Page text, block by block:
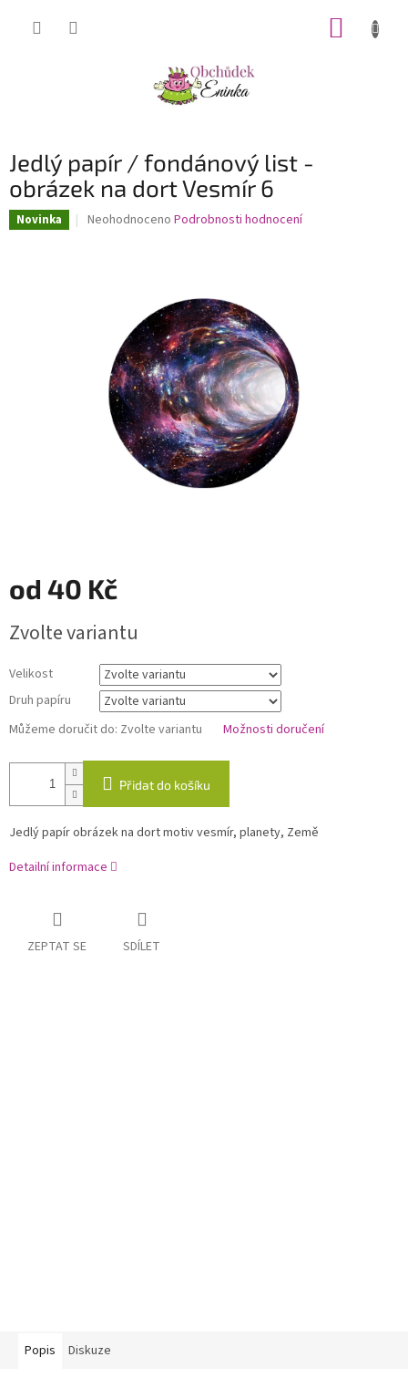
Jedlý papír / fondánový list -
obrázek na dort Vesmír 6
Novinka
Průměrné
hvězdiček.
Neohodnoceno Podrobnosti hodnocení
od 40 Kč
cena:
Zvolte variantu
Velikost
Druh papíru
Můžeme doručit do: Zvolte variantu Možnosti doručení
Přidat do košíku
Jedlý papír obrázek na dort motiv vesmír, planety, Země
Detailní informace
ZEPTAT SE SDÍLET
Popis Diskuze